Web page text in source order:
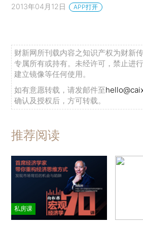
2013年04月12日 APP打开
财新网所刊载内容之知识产权为财新
专属所有或持有。未经许可，禁止进
建立镜像等任何使用。
如有意愿转载，请发邮件至
确认及授权后，方可转载。
推荐阅读
私房课